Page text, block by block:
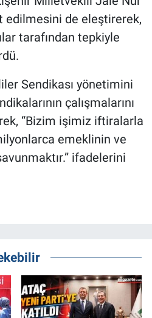
edilmesini de eleştirerek,
tarafından tepkiyle
Sendikası yönetimini
çalışmalarını
“Bizim işimiz iftiralarla
emeklinin ve
ifadelerini